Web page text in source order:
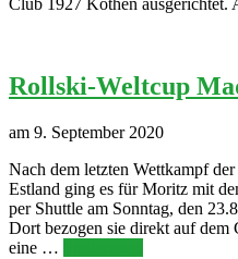
Rollski-Weltcup
am 9. September 2020
Nach dem letzten Wettkampf
Estland ging es für Moritz mit
per Shuttle am Sonntag, den
Dort bezogen sie direkt auf dem
eine …